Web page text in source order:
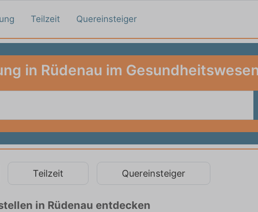
Teilzeit Quereinsteiger
in Rüdenau im
Teilzeit Quereinsteiger
in Rüdenau entdecken